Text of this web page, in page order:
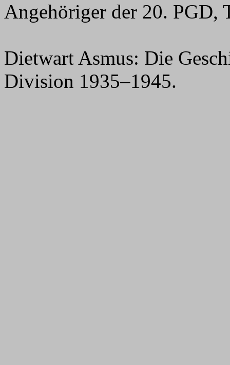
Angehöriger der 20. PGD,
Dietwart Asmus: Die
Division 1935–1945.